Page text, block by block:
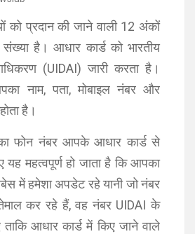
को प्रदान की जाने वाली 12 अंकों
संख्या है। आधार कार्ड को भारतीय
(UIDAI) जारी करता है।
नाम, पता, मोबाइल नंबर और
है।
फोन नंबर आपके आधार कार्ड से
महत्वपूर्ण हो जाता है कि आपका
में हमेशा अपडेट रहे यानी जो नंबर
कर रहे हैं, वह नंबर UIDAI के
ताकि आधार कार्ड में किए जाने वाले